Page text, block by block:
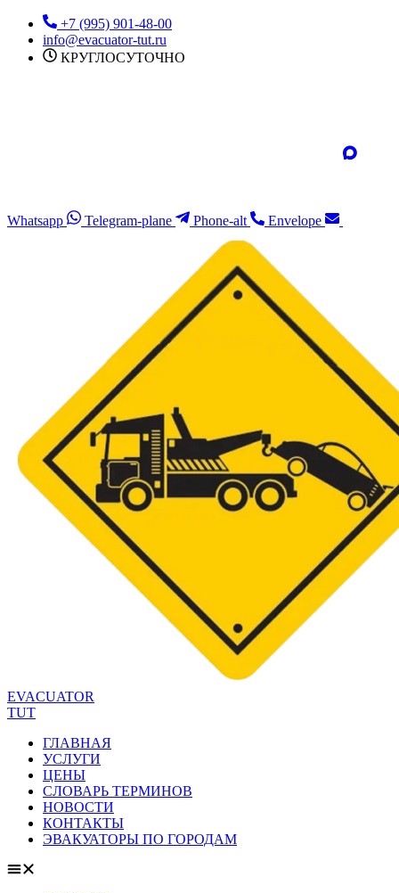
Перейти
содержимому
+7 (995) 901-48-00
info@evacuator-tut.ru
КРУГЛОСУТОЧНО
Whatsapp Telegram-plane Phone-alt Envelope
EVACUATOR
TUT
ГЛАВНАЯ
УСЛУГИ
ЦЕНЫ
СЛОВАРЬ ТЕРМИНОВ
НОВОСТИ
КОНТАКТЫ
ЭВАКУАТОРЫ ПО ГОРОДАМ